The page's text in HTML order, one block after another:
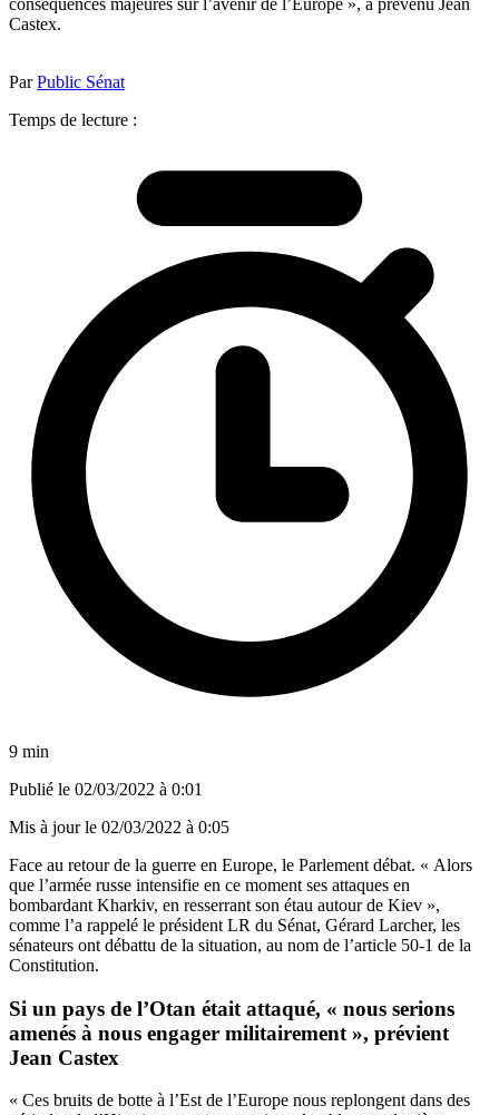
Castex.
ParPublic Sénat
Temps de lecture :
9 min
Publié le 02/03/2022 à 0:01
Mis à jour le 02/03/2022 à 0:05
Face au retour de la guerre en Europe, le Parlement débat. « Alors
que l’armée russe intensifie en ce moment ses attaques en
bombardant Kharkiv, en resserrant son étau autour de Kiev »,
comme l’a rappelé le président LR du Sénat, Gérard Larcher, les
sénateurs ont débattu de la situation, au nom de l’article 50-1 de la
Constitution.
Si un pays de l’Otan était attaqué, « nous serions
amenés à nous engager militairement », prévient
Jean Castex
« Ces bruits de botte à l’Est de l’Europe nous replongent dans des